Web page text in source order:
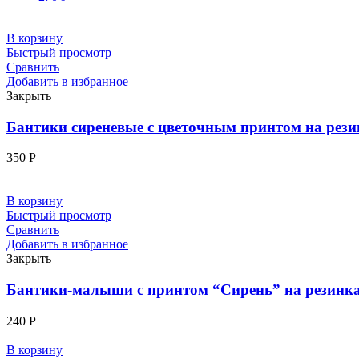
В корзину
Быстрый просмотр
Сравнить
Добавить в избранное
Закрыть
Бантики сиреневые с цветочным принтом на
350 Р
В корзину
Быстрый просмотр
Сравнить
Добавить в избранное
Закрыть
Бантики-малыши с принтом “Сирень” на
240 Р
В корзину